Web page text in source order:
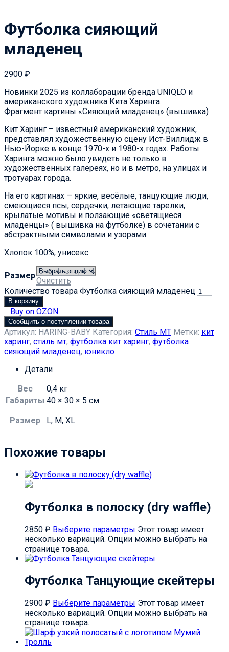
Футболка сияющий
младенец
2900 ₽
Новинки 2025 из коллаборации бренда UNIQLO и
американского художника Кита Харинга.
Фрагмент картины «Сияющий младенец» (вышивка)
Кит Харинг – известный американский художник,
представлял художественную сцену Ист-Виллидж в
Нью-Йорке в конце 1970-х и 1980-х годах. Работы
Харинга можно было увидеть не только в
художественных галереях, но и в метро, на улицах и
тротуарах города.
На его картинах — яркие, весёлые, танцующие люди,
смеющиеся псы, сердечки, летающие тарелки,
крылатые мотивы и ползающие «светящиеся
младенцы» ( вышивка на футболке) в сочетании с
абстрактными символами и узорами.
Хлопок 100%, унисекс
Размер
Очистить
Количество товара Футболка сияющий младенец
В корзину
Buy on OZON
Сообщить о поступлении товара
Артикул: HARING-BABY Категория: Стиль МТ Метки: кит
харинг, стиль мт, футболка кит харинг, футболка
сияющий младенец, юникло
Детали
Вес
0,4 кг
Габариты 40 × 30 × 5 см
Размер L, M, XL
Похожие товары
Футболка в полоску (dry waffle)
2850 ₽ Выберите параметры Этот товар имеет
несколько вариаций. Опции можно выбрать на
странице товара.
Футболка Танцующие скейтеры
2900 ₽ Выберите параметры Этот товар имеет
несколько вариаций. Опции можно выбрать на
странице товара.